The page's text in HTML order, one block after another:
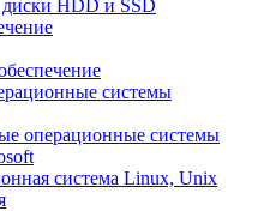
HDD и SSD
системы
операционные системы
система Linux, Unix